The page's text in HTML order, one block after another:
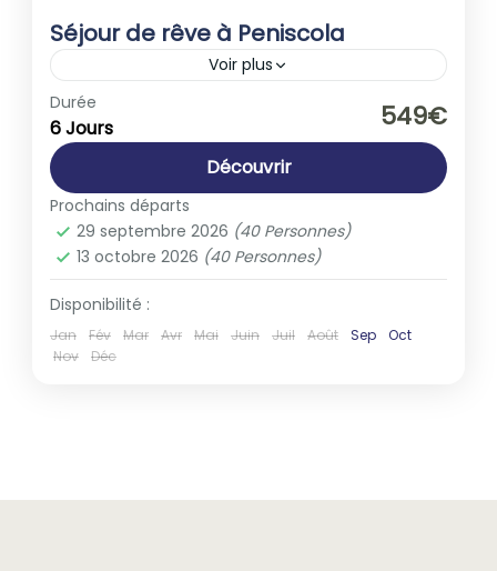
Séjour de rêve à Peniscola
Voir plus
Espagne
1-40 People
Durée
6 Jours 549€
Découvrir
Prochains départs
29 septembre 2026 (40 Personnes)
13 octobre 2026 (40 Personnes)
Disponibilité :
Jan Fév Mar Avr Mai Juin Juil Août Sep
Oct
Nov
Déc